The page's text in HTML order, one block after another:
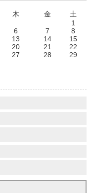
木 金
土
1
6 7
8
13 14
15
20 21
22
27 28
29